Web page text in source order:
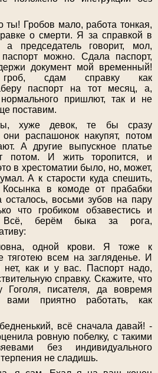
ты! Гробов мало, работа тонкая,
о смерти. Я за справкой в
а председатель говорит, мол,
можно. Сдала паспорт,
документ мой временный!
гроб, сдам справку как
паспорт на тот месяц, а,
пришлют, так и не
поставим.
хуже девок, те бы сразу
распашонок накупят, потом
А другие выпускное платье
потом. И жить торопится, и
в хрестоматии было, но, может,
А к старости куда спешить,
в комоде от прабабки
осталось, восьми зубов на пару
что гробиком обзавестись и
Всё, берём быка за рога,
одной крови. Я тоже к
тяготею всем на загляденье. И
как и у вас. Паспорт надо,
справку. Скажите, что
Гоголя, писателя, да вовремя
приятно работать, как
всё сначала давай! -
ровную побелку, с такими
без индивидуального
терпения не сладишь.